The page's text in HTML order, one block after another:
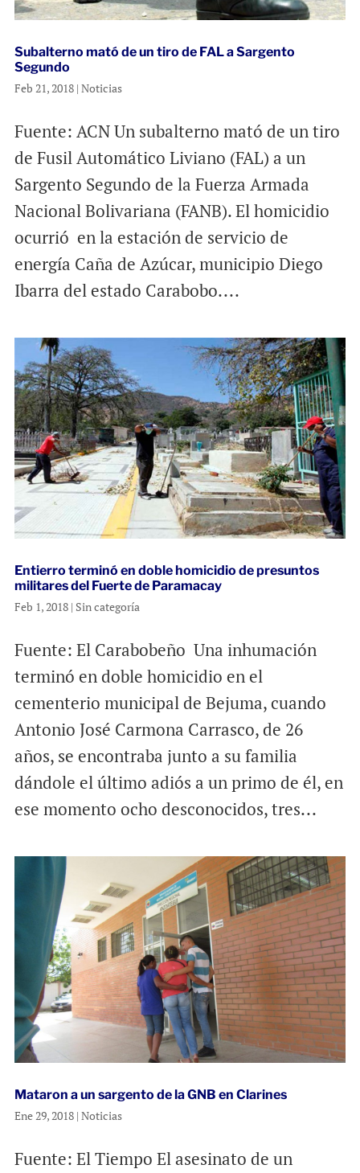
Subalterno mató de un tiro de FAL a Sargento
Segundo
Feb 21, 2018| Noticias
Fuente: ACN Un subalterno mató de un tiro
de Fusil Automático Liviano (FAL) a un
Sargento Segundo de la Fuerza Armada
Nacional Bolivariana (FANB). El homicidio
ocurrió en la estación de servicio de
energía Caña de Azúcar, municipio Diego
Ibarra del estado Carabobo....
Entierro terminó en doble homicidio de presuntos
militares del Fuerte de Paramacay
Feb 1, 2018| Sin categoría
Fuente: El Carabobeño Una inhumación
terminó en doble homicidio en el
cementerio municipal de Bejuma, cuando
Antonio José Carmona Carrasco, de 26
años, se encontraba junto a su familia
dándole el último adiós a un primo de él, en
ese momento ocho desconocidos, tres...
Mataron a un sargento de la GNB en Clarines
Ene 29, 2018| Noticias
Fuente: El Tiempo El asesinato de un